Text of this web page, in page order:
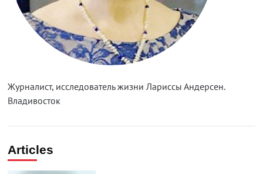
Журналист, исследователь жизни Лариссы Андерсен.
Владивосток
Articles